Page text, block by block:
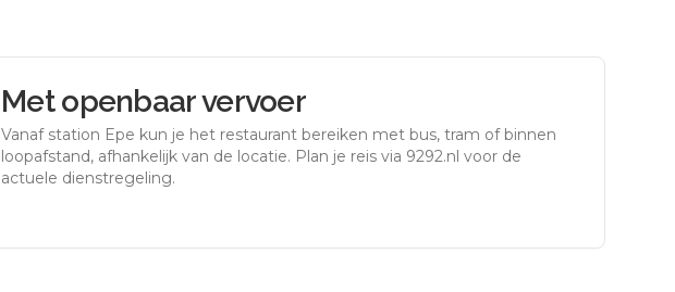
Met openbaar vervoer
Vanaf station Epe kun je het restaurant bereiken met bus, tram of binnen
loopafstand, afhankelijk van de locatie. Plan je reis via 9292.nl voor de
actuele dienstregeling.